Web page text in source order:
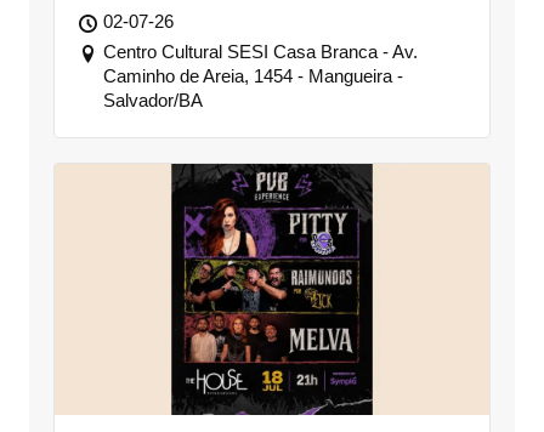
02-07-26
Centro Cultural SESI Casa Branca - Av.
Caminho de Areia, 1454 - Mangueira -
Salvador/BA